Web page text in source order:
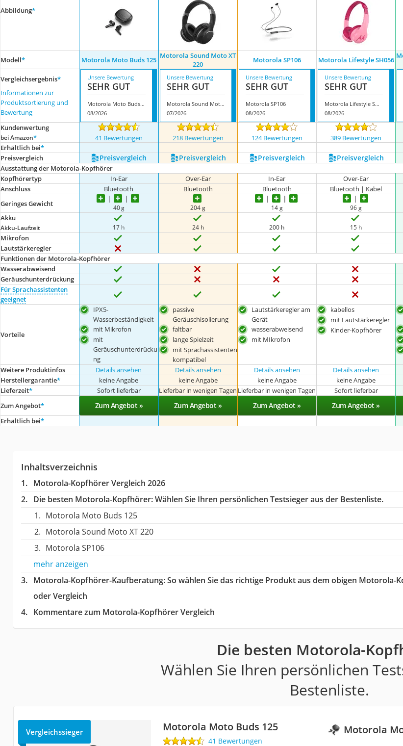
Abbildung*
Modell* Motorola Moto Buds 125 Motorola Sound Moto XT
220
Motorola SP106 Motorola Lifestyle SH056
Vergleichsergebnis*
Informationen zur
Produktsortierung und
Bewertung
Unsere Bewertung
SEHR GUT
Motorola Moto Buds 125
08/2026
Unsere Bewertung
SEHR GUT
Motorola Sound Moto XT 220
07/2026
Unsere Bewertung
SEHR GUT
Motorola SP106
08/2026
Unsere Bewertung
SEHR GUT
Motorola Lifestyle SH056
08/2026
Kundenwertung
bei Amazon* 41 Bewertungen 218 Bewertungen 124 Bewertungen 389 Bewertungen
Erhältlich bei*
Preis­vergleich
Preis­vergleich Preis­vergleich Preis­vergleich Preis­vergleich
Ausstattung der Motorola-Kopfhörer
Kopfhörertyp
In-Ear Over-Ear In-Ear Over-Ear
Anschluss
Bluetooth Bluetooth Bluetooth Bluetooth | Kabel
Geringes Gewicht
40 g 204 g 14 g 96 g
Akku
Akku-Laufzeit 17 h 24 h 200 h 15 h
Mikrofon
Lautstärkeregler
Funktionen der Motorola-Kopfhörer
Wasserabweisend
Geräuschunterdrückung
Für Sprachassistenten
geeignet
Vorteile
IPX5-
Wasserbeständigkeit
mit Mikrofon
mit
Geräuschunterdrücku
ng
passive
Geräuschisolierung
faltbar
lange Spielzeit
mit Sprachassistenten
kompatibel
Lautstärkeregler am
Gerät
wasserabweisend
mit MIkrofon
kabellos
mit Lautstärkeregler
Kinder-Kopfhörer
Weitere Produktinfos Details ansehen Details ansehen Details ansehen Details ansehen
Herstellergarantie* keine Angabe keine Angabe keine Angabe keine Angabe
Lieferzeit* Sofort lieferbar Lieferbar in wenigen Tagen Lieferbar in wenigen Tagen Sofort lieferbar
Zum Angebot* Zum Angebot » Zum Angebot » Zum Angebot » Zum Angebot »
Erhältlich bei*
Inhaltsverzeichnis
Motorola-Kopfhörer Vergleich 2026
Die besten Motorola-Kopfhörer:Wählen Sie Ihren persönlichen Testsieger aus der Bestenliste.
Motorola Moto Buds 125
Motorola Sound Moto XT 220
Motorola SP106
mehr anzeigen
Motorola-Kopfhörer-Kaufberatung: So wählen Sie das richtige Produkt aus dem obigen Motorola-
oder Vergleich
Kommentare zum Motorola-Kopfhörer Vergleich
Die besten Motorola-
Wählen Sie Ihren persönlichen
Bestenliste.
Motorola
Vergleichssieger Motorola Moto Buds 125
41 Bewertungen